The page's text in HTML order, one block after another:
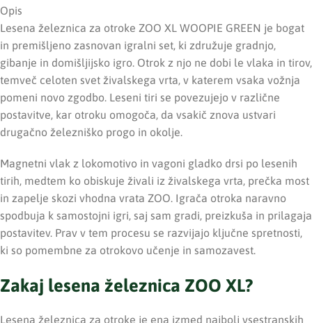
Opis
Lesena železnica za otroke ZOO XL WOOPIE GREEN je bogat
in premišljeno zasnovan igralni set, ki združuje gradnjo,
gibanje in domišljijsko igro. Otrok z njo ne dobi le vlaka in tirov,
temveč celoten svet živalskega vrta, v katerem vsaka vožnja
pomeni novo zgodbo. Leseni tiri se povezujejo v različne
postavitve, kar otroku omogoča, da vsakič znova ustvari
drugačno železniško progo in okolje.
Magnetni vlak z lokomotivo in vagoni gladko drsi po lesenih
tirih, medtem ko obiskuje živali iz živalskega vrta, prečka most
in zapelje skozi vhodna vrata ZOO. Igrača otroka naravno
spodbuja k samostojni igri, saj sam gradi, preizkuša in prilagaja
postavitev. Prav v tem procesu se razvijajo ključne spretnosti,
ki so pomembne za otrokovo učenje in samozavest.
Zakaj lesena železnica ZOO XL?
Lesena železnica za otroke je ena izmed najbolj vsestranskih